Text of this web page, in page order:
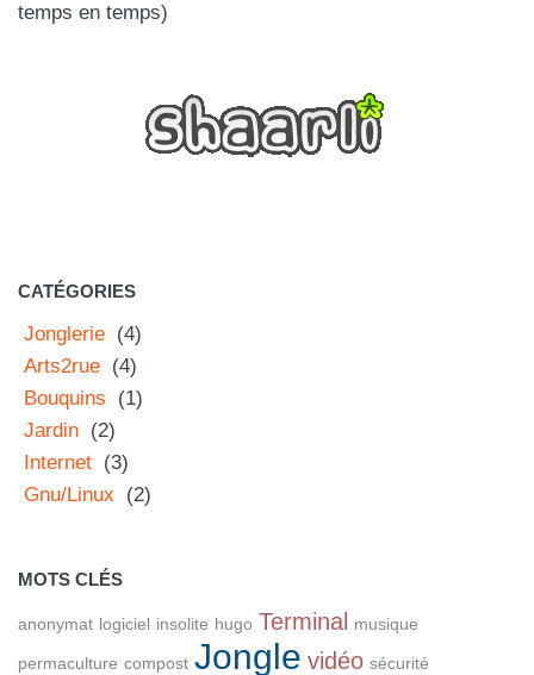
temps en temps)
CATÉGORIES
Jonglerie (4)
Arts2rue (4)
Bouquins
(1)
Jardin (2)
Internet (3)
Gnu/Linux
(2)
MOTS CLÉS
anonymat logiciel insolite hugo Terminal musique
permaculture compost Jongle vidéo sécurité